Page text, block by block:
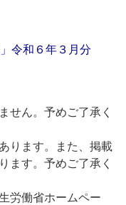
令和６年３月分
せん。予めご了承く
ります。また、掲載
ます。予めご了承く
労働省ホームペー